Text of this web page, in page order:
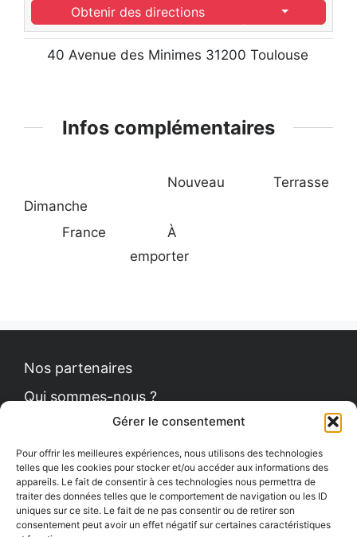
Gérer le consentement
Pour offrir les meilleures expériences, nous utilisons des technologies
telles que les cookies pour stocker et/ou accéder aux informations des
appareils. Le fait de consentir à ces technologies nous permettra de
traiter des données telles que le comportement de navigation ou les ID
uniques sur ce site. Le fait de ne pas consentir ou de retirer son
consentement peut avoir un effet négatif sur certaines caractéristiques
Obtenir des directions
40 Avenue des Minimes 31200 Toulouse
Infos complémentaires
Dimanche
Nouveau Terrasse
France
À
emporter
Nos partenaires
Qui sommes-nous ?
Politique de cookies
Le Petit News